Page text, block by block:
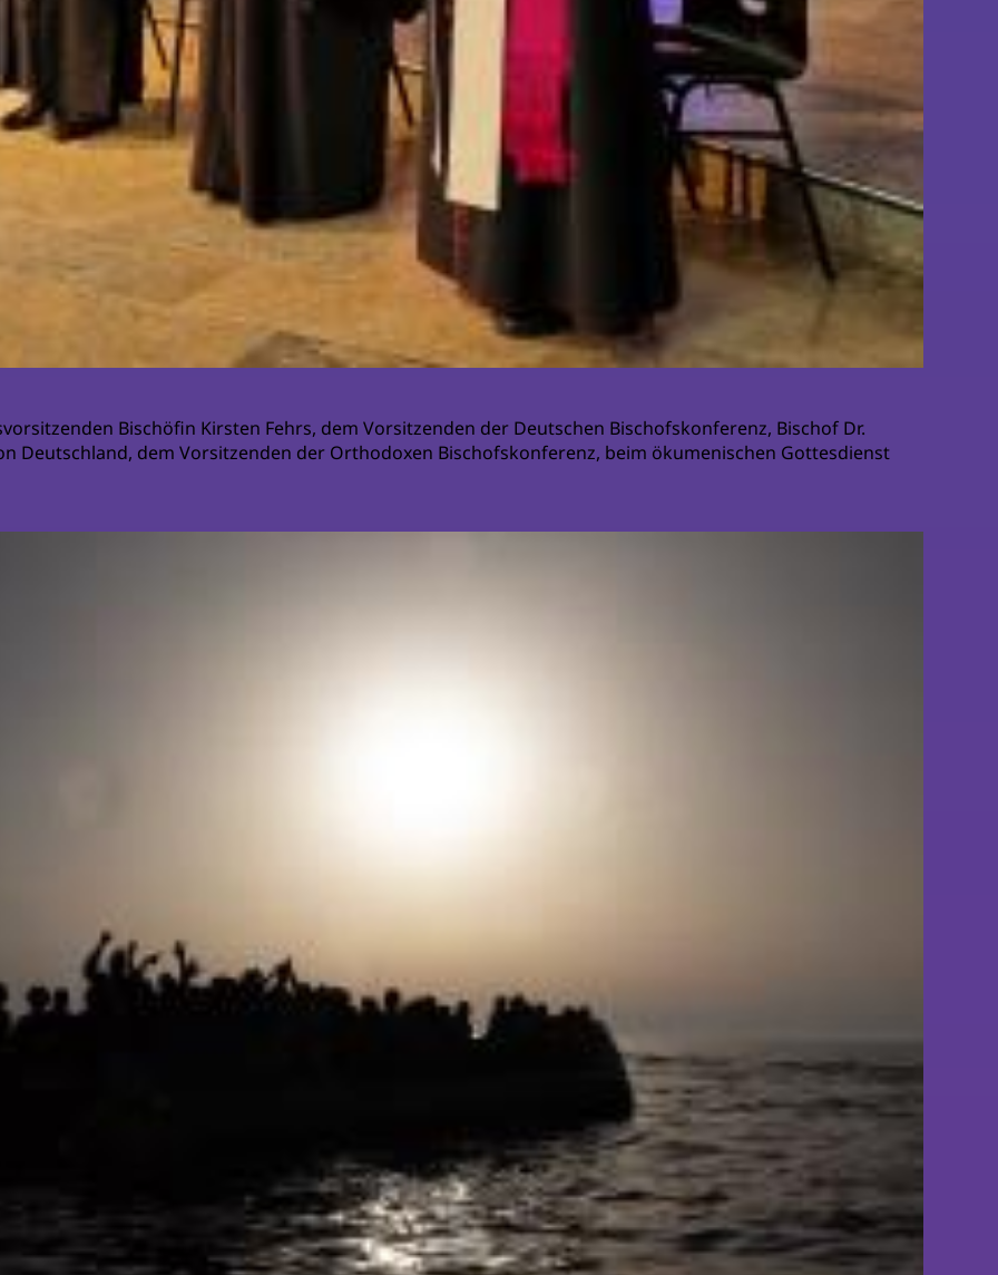
Bischöfin Kirsten Fehrs, dem Vorsitzenden der Deutschen Bischofskonferenz, Bischof Dr.
Deutschland, dem Vorsitzenden der Orthodoxen Bischofskonferenz, beim ökumenischen Gottesdienst